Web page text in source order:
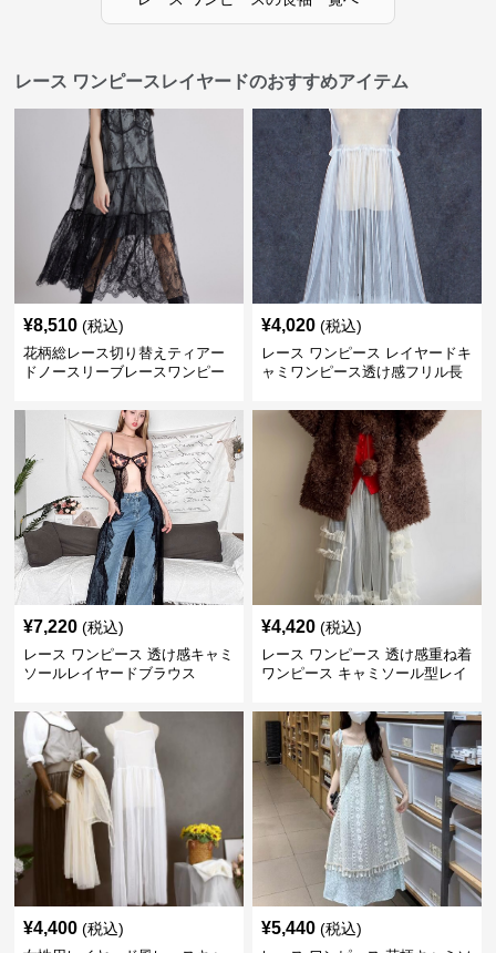
レース ワンピースレイヤードのおすすめアイテム
¥8,510 (税込)
花柄総レース切り替えティアー
ドノースリーブレースワンピー
¥4,020 (税込)
レース ワンピース レイヤードキ
ャミワンピース透け感フリル長
¥7,220 (税込)
レース ワンピース 透け感キャミ
ソールレイヤードブラウス
¥4,420 (税込)
レース ワンピース 透け感重ね着
ワンピース キャミソール型レイ
¥4,400 (税込) ¥5,440 (税込)